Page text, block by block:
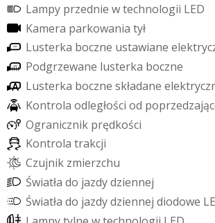
Lampy przednie wtechnologii LED
Kamera parkowania tył
Lusterka boczne ustawiane elektryc
Podgrzewane lusterka boczne
Lusterka boczne składane elektrycz
Kontrola odległości od poprzedzając
Ogranicznik prędkości
Kontrola trakcji
Czujnik zmierzchu
Światła do jazdydziennej
Światła do jazdydziennej diodowe LE